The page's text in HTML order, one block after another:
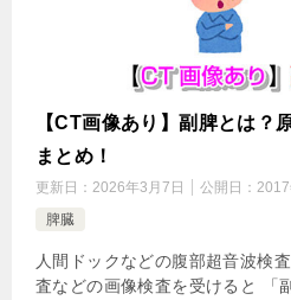
【CT画像あり】副脾とは？
まとめ！
更新日： 2026年3月7日 公開日： 2017
脾臓
人間ドックなどの腹部超音波検
査などの画像検査を受けると 「